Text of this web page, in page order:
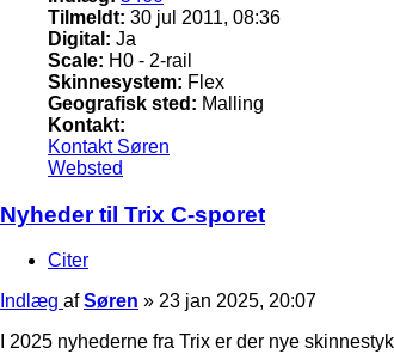
Tilmeldt: 30 jul 2011, 08:36
Digital: Ja
Scale: H0 - 2-rail
Skinnesystem: Flex
Geografisk sted: Malling
Kontakt:
Kontakt Søren
Websted
Nyheder til Trix C-sporet
Citer
Indlæg afSøren » 23 jan 2025, 20:07
I 2025 nyhederne fra Trix er der nye